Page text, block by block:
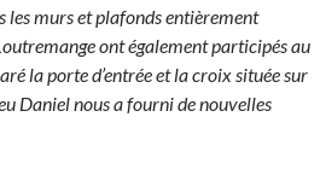
les murs et plafonds entièrement
ont également participés au
la porte d’entrée et la croix située sur
Daniel nous a fourni de nouvelles